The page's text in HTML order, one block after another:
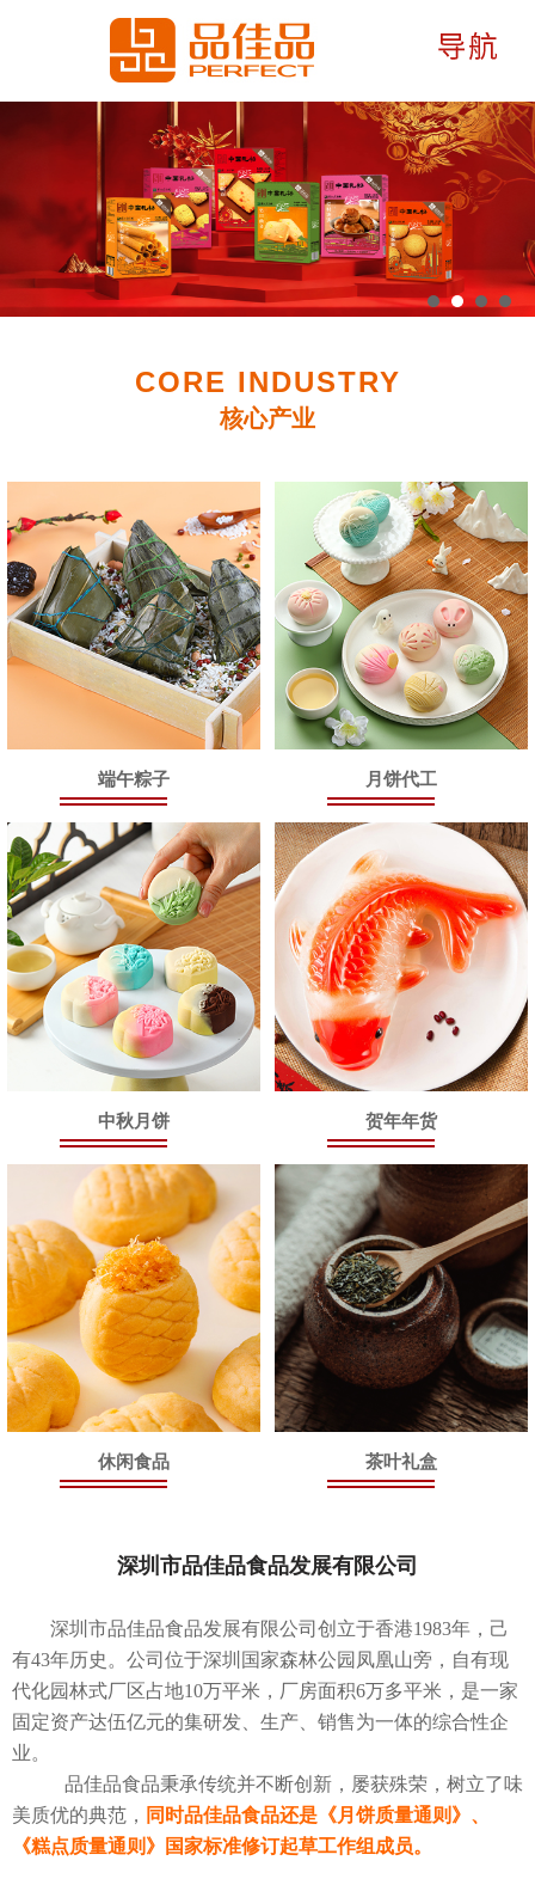
CORE INDUSTRY
核心产业
端午粽子 月饼代工
中秋月饼 贺年年货
休闲食品 茶叶礼盒
深圳市品佳品食品发展有限公司
深圳市品佳品食品发展有限公司创立于香港1983年，己
有43年历史。公司位于深圳国家森林公园凤凰山旁，自有现
代化园林式厂区占地10万平米，厂房面积6万多平米，是一家
固定资产达伍亿元的集研发、生产、销售为一体的综合性企
业。
品佳品食品秉承传统并不断创新，屡获殊荣，树立了味
美质优的典范， 同时品佳品食品还是《月饼质量通则》、
《糕点质量通则》国家标准修订起草工作组成员。